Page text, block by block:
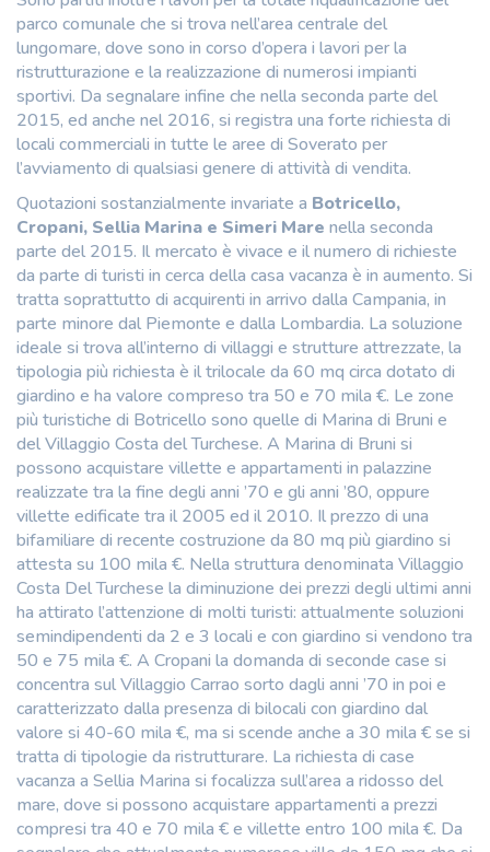
parco comunale che si trova nell’area centrale del
lungomare, dove sono in corso d’opera i lavori per la
ristrutturazione e la realizzazione di numerosi impianti
sportivi. Da segnalare infine che nella seconda parte del
2015, ed anche nel 2016, si registra una forte richiesta di
locali commerciali in tutte le aree di Soverato per
l’avviamento di qualsiasi genere di attività di vendita.
Quotazioni sostanzialmente invariate a Botricello,
Cropani, Sellia Marina e Simeri Mare nella seconda
parte del 2015. Il mercato è vivace e il numero di richieste
da parte di turisti in cerca della casa vacanza è in aumento. Si
tratta soprattutto di acquirenti in arrivo dalla Campania, in
parte minore dal Piemonte e dalla Lombardia. La soluzione
ideale si trova all’interno di villaggi e strutture attrezzate, la
tipologia più richiesta è il trilocale da 60 mq circa dotato di
giardino e ha valore compreso tra 50 e 70 mila €. Le zone
più turistiche di Botricello sono quelle di Marina di Bruni e
del Villaggio Costa del Turchese. A Marina di Bruni si
possono acquistare villette e appartamenti in palazzine
realizzate tra la fine degli anni ’70 e gli anni ’80, oppure
villette edificate tra il 2005 ed il 2010. Il prezzo di una
bifamiliare di recente costruzione da 80 mq più giardino si
attesta su 100 mila €. Nella struttura denominata Villaggio
Costa Del Turchese la diminuzione dei prezzi degli ultimi anni
ha attirato l’attenzione di molti turisti: attualmente soluzioni
semindipendenti da 2 e 3 locali e con giardino si vendono tra
50 e 75 mila €. A Cropani la domanda di seconde case si
concentra sul Villaggio Carrao sorto dagli anni ’70 in poi e
caratterizzato dalla presenza di bilocali con giardino dal
valore si 40-60 mila €, ma si scende anche a 30 mila € se si
tratta di tipologie da ristrutturare. La richiesta di case
vacanza a Sellia Marina si focalizza sull’area a ridosso del
mare, dove si possono acquistare appartamenti a prezzi
compresi tra 40 e 70 mila € e villette entro 100 mila €. Da